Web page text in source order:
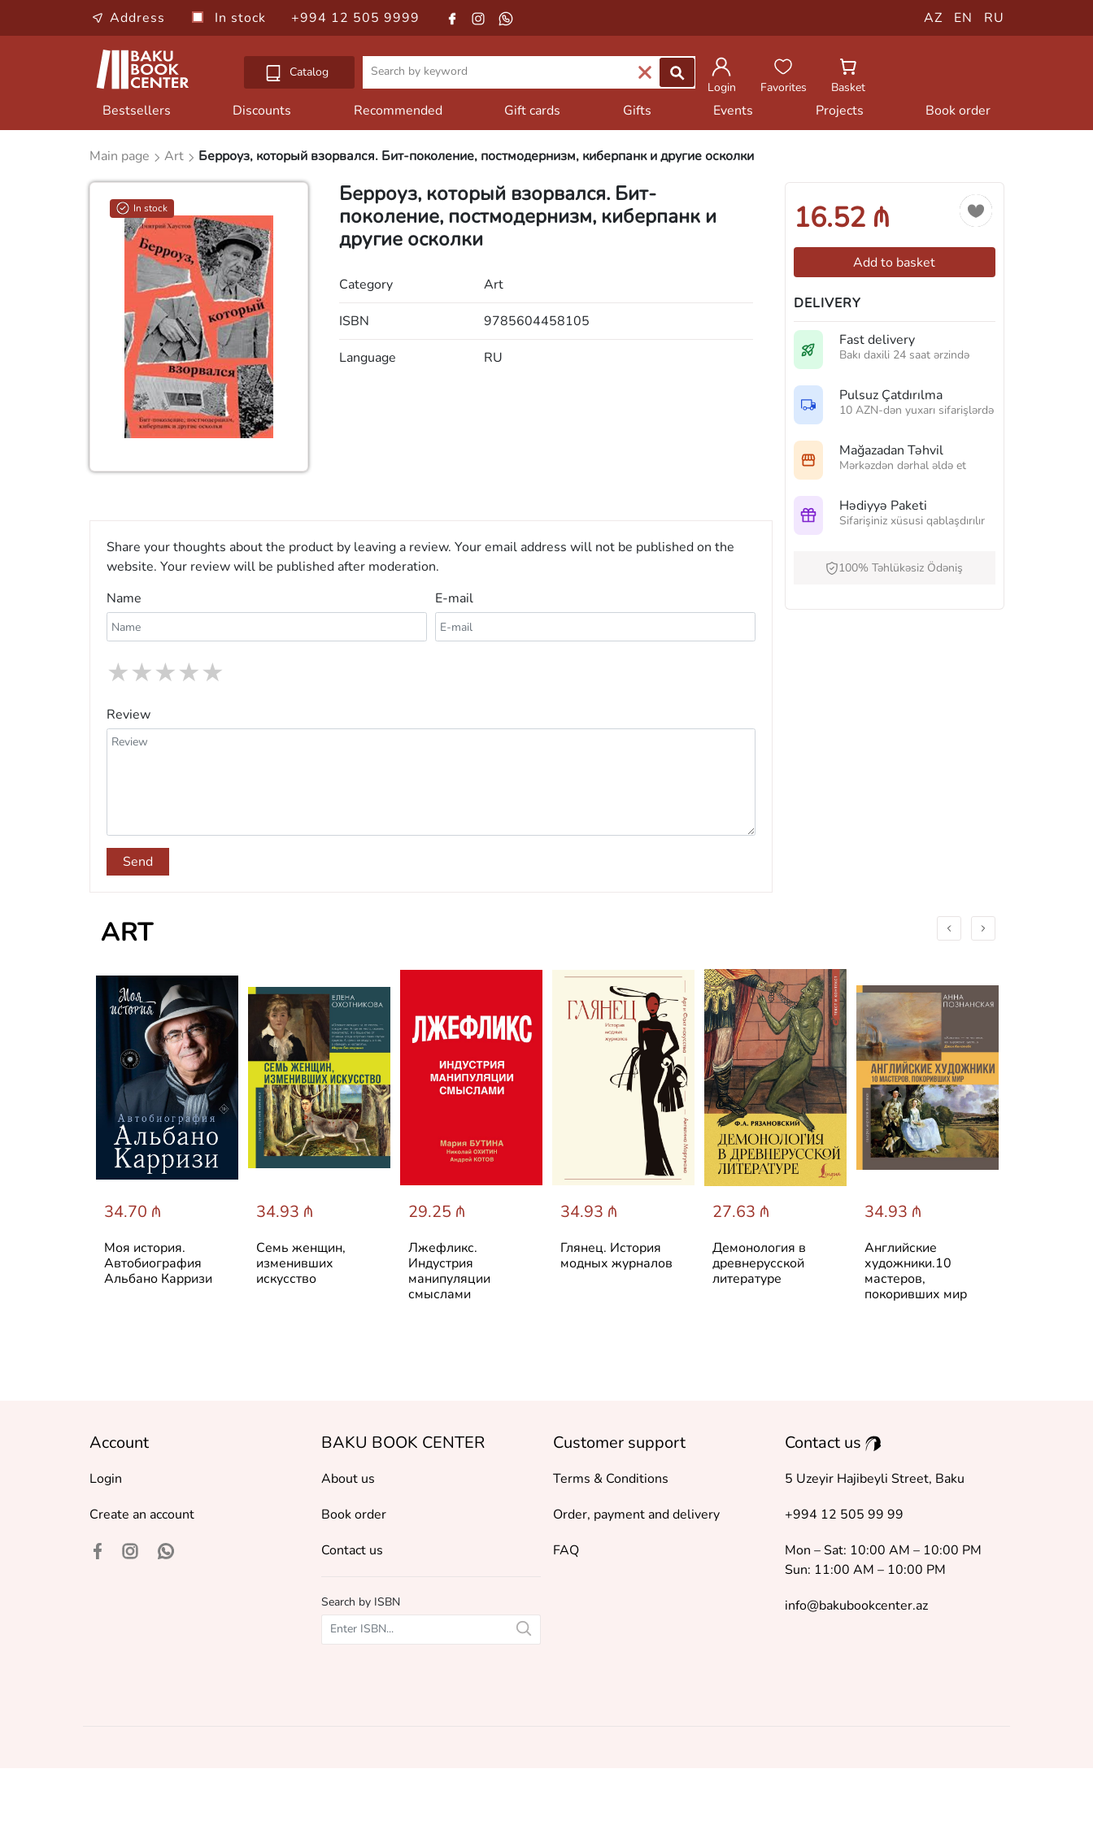
Address In stock +994 12 505 9999 AZ EN RU
Catalog
Login
Favorites Basket
Bestsellers Discounts Recommended Gift cards Gifts Events Projects Book order
Main page Art Берроуз, который взорвался. Бит-поколение, постмодернизм, киберпанк и другие осколки
In stock
Берроуз, который взорвался. Бит-
поколение, постмодернизм, киберпанк и
другие осколки
Category Art
ISBN 9785604458105
Language RU
Share your thoughts about the product by leaving a review. Your email address will not be published on the
website. Your review will be published after moderation.
Name
E-mail
★
★
★
★
★
Review
Send
16.52 ₼
Add to basket
DELIVERY
Fast delivery
Bakı daxili 24 saat ərzində
Pulsuz Çatdırılma
10 AZN-dən yuxarı sifarişlərdə
Mağazadan Təhvil
Mərkəzdən dərhal əldə et
Hədiyyə Paketi
Sifarişiniz xüsusi qablaşdırılır
100% Təhlükəsiz Ödəniş
ART
34.70 ₼
Моя история.
Автобиография
Альбано Карризи
34.93 ₼
Семь женщин,
изменивших
искусство
29.25 ₼
Лжефликс.
Индустрия
манипуляции
смыслами
34.93 ₼
Глянец. История
модных журналов
27.63 ₼
Демонология в
древнерусской
литературе
34.93 ₼
Английские
художники.10
мастеров,
покоривших мир
Account
Login
Create an account
BAKU BOOK CENTER
About us
Book order
Contact us
Search by ISBN
Customer support
Terms & Conditions
Order, payment and delivery
FAQ
Contact us
5 Uzeyir Hajibeyli Street, Baku
+994 12 505 99 99
Mon – Sat: 10:00 AM – 10:00 PM
Sun: 11:00 AM – 10:00 PM
info@bakubookcenter.az